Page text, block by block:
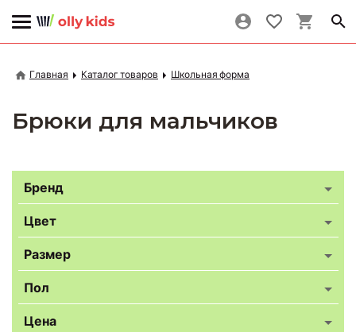
Главная Каталог товаров Школьная форма
Брюки для мальчиков
Бренд
Цвет
Размер
Пол
Цена